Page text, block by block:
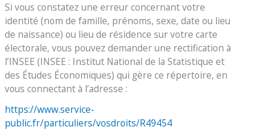
Si vous constatez une erreur concernant votre
identité (nom de famille, prénoms, sexe, date ou lieu
de naissance) ou lieu de résidence sur votre carte
électorale, vous pouvez demander une rectification à
l’INSEE (INSEE : Institut National de la Statistique et
des Études Économiques) qui gère ce répertoire, en
vous connectant à l’adresse :
https://www.service-
public.fr/particuliers/vosdroits/R49454